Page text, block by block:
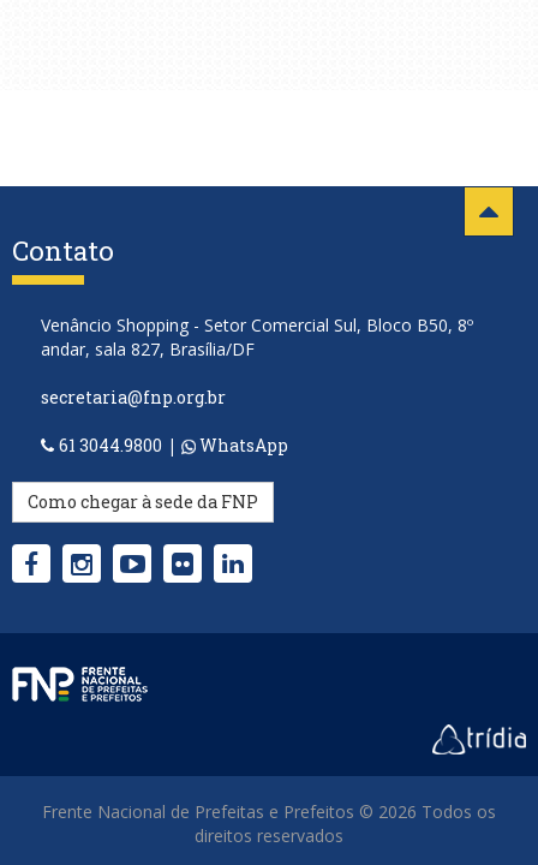
Contato
Venâncio Shopping - Setor Comercial Sul, Bloco B50, 8º
andar, sala 827, Brasília/DF
secretaria@fnp.org.br
61 3044.9800 | WhatsApp
Como chegar à sede da FNP
Frente Nacional de Prefeitas e Prefeitos © 2026 Todos os
direitos reservados